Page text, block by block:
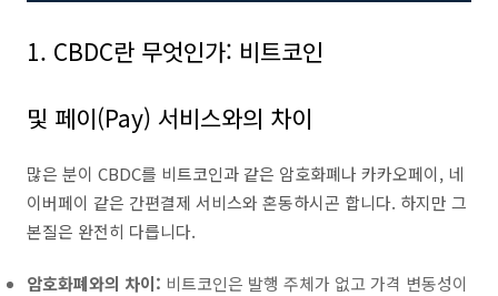
1. CBDC란 무엇인가: 비트코인
및 페이(Pay) 서비스와의 차이
많은 분이 CBDC를 비트코인과 같은 암호화폐나 카카오페이, 네
이버페이 같은 간편결제 서비스와 혼동하시곤 합니다. 하지만 그
본질은 완전히 다릅니다.
암호화폐와의 차이: 비트코인은 발행 주체가 없고 가격 변동성이